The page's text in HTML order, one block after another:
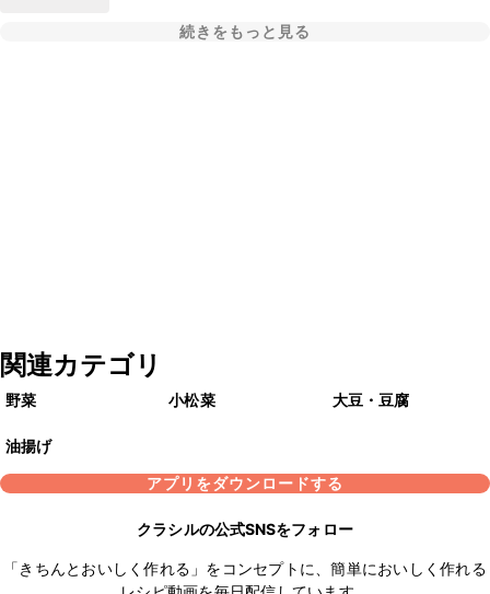
続きをもっと見る
関連カテゴリ
野菜 小松菜 大豆・豆腐
油揚げ
アプリをダウンロードする
クラシルの公式SNSをフォロー
「きちんとおいしく作れる」をコンセプトに、簡単においしく作れる